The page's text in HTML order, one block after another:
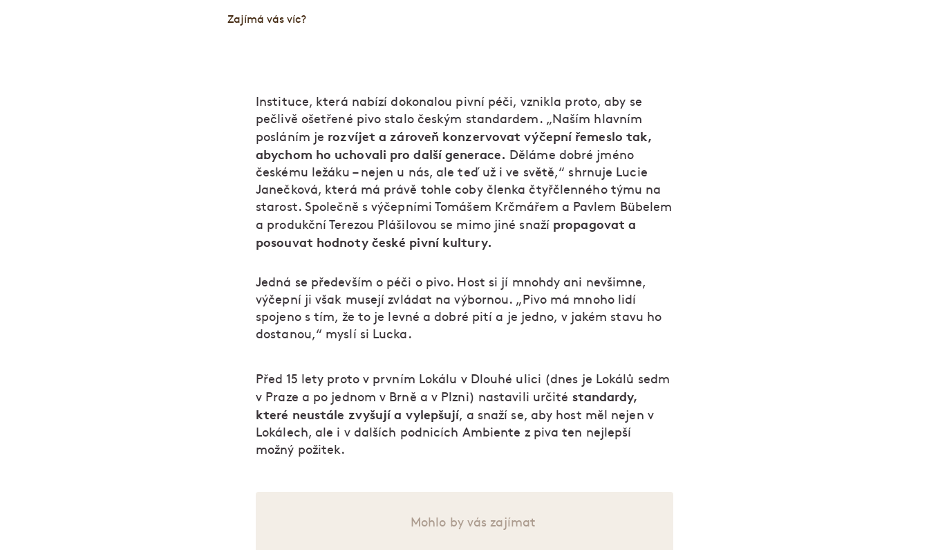
Zajímá vás víc?
Instituce, která nabízí dokonalou pivní péči, vznikla proto, aby se
pečlivě ošetřené pivo stalo českým standardem. „Naším hlavním
posláním je rozvíjet a zároveň konzervovat výčepní řemeslo tak,
abychom ho uchovali pro další generace. Děláme dobré jméno
českému ležáku – nejen u nás, ale teď už i ve světě,“ shrnuje Lucie
Janečková, která má právě tohle coby členka čtyřčlenného týmu na
starost. Společně s výčepními Tomášem Krčmářem a Pavlem Bübelem
a produkční Terezou Plášilovou se mimo jiné snaží propagovat a
posouvat hodnoty české pivní kultury.
Jedná se především o péči o pivo. Host si jí mnohdy ani nevšimne,
výčepní ji však musejí zvládat na výbornou. „Pivo má mnoho lidí
spojeno s tím, že to je levné a dobré pití a je jedno, v jakém stavu ho
dostanou,“ myslí si Lucka.
Před 15 lety proto v prvním Lokálu v Dlouhé ulici (dnes je Lokálů sedm
v Praze a po jednom v Brně a v Plzni) nastavili určité standardy,
které neustále zvyšují a vylepšují, a snaží se, aby host měl nejen v
Lokálech, ale i v dalších podnicích Ambiente z piva ten nejlepší
možný požitek.
Mohlo by vás zajímat